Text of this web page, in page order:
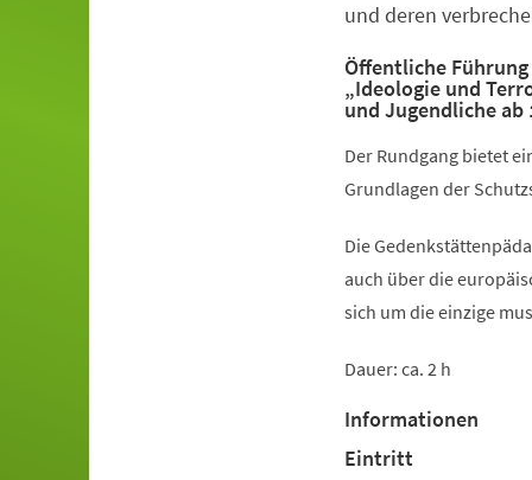
und deren
Öffentliche
„Ideologie und
und Jugendliche ab
Der Rundgang bietet
Grundlagen der
Die
auch über die
sich um die einzige
Dauer: ca. 2 h
Informationen
Eintritt